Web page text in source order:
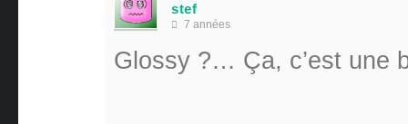
stef
7 années
Glossy ?… Ça, c’est une